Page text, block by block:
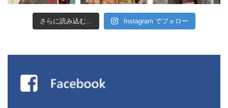
さらに読み込む... Instagram でフォロー